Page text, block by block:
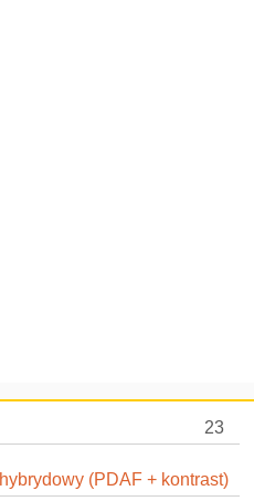
23
hybrydowy (PDAF + kontrast)